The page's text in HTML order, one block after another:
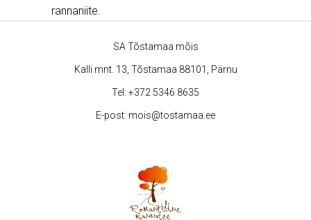
rannaniite.
SA Tõstamaa mõis
Kalli mnt. 13, Tõstamaa 88101, Pärnu
Tel: +372 5346 8635
E-post: mois@tostamaa.ee